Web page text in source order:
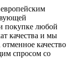
европейским
покупке любой
качества и мы
качество
спросом со